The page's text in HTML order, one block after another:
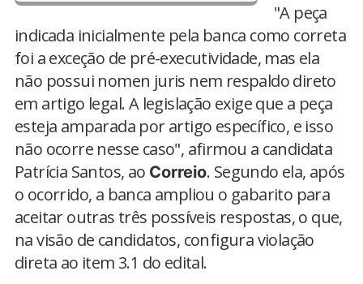
"A peça
indicada inicialmente pela banca como correta
foi a exceção de pré-executividade, mas ela
não possui nomen juris nem respaldo direto
em artigo legal. A legislação exige que a peça
esteja amparada por artigo específico, e isso
não ocorre nesse caso", afirmou a candidata
Patrícia Santos, ao Correio. Segundo ela, após
o ocorrido, a banca ampliou o gabarito para
aceitar outras três possíveis respostas, o que,
na visão de candidatos, configura violação
direta ao item 3.1 do edital.